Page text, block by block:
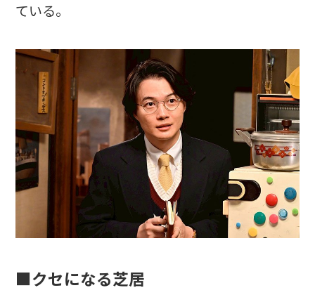
ている。
■クセになる芝居